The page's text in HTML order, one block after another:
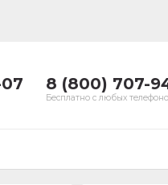
8 (800) 707-
Бесплатно с любых